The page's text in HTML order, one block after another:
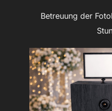
Betreuung der